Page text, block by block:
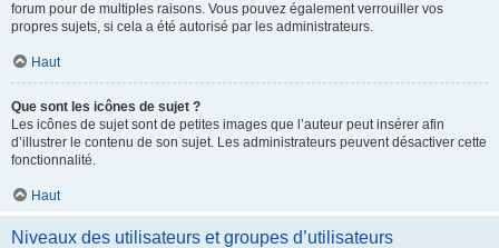
forum pour de multiples raisons. Vous pouvez également verrouiller vos
propres sujets, si cela a été autorisé par les administrateurs.
Haut
Que sont les icônes de sujet ?
Les icônes de sujet sont de petites images que l’auteur peut insérer afin
d’illustrer le contenu de son sujet. Les administrateurs peuvent désactiver cette
fonctionnalité.
Haut
Niveaux des utilisateurs et groupes d’utilisateurs